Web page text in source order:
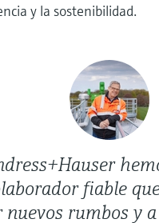
y la sostenibilidad.
fiable
nuevos rumbos y